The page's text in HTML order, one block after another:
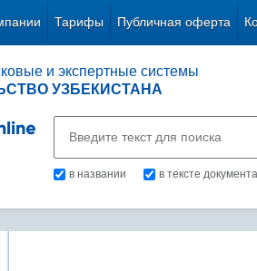
Тарифы Публичная оферта
и экспертные системы
УЗБЕКИСТАНА
в названии в тексте документа